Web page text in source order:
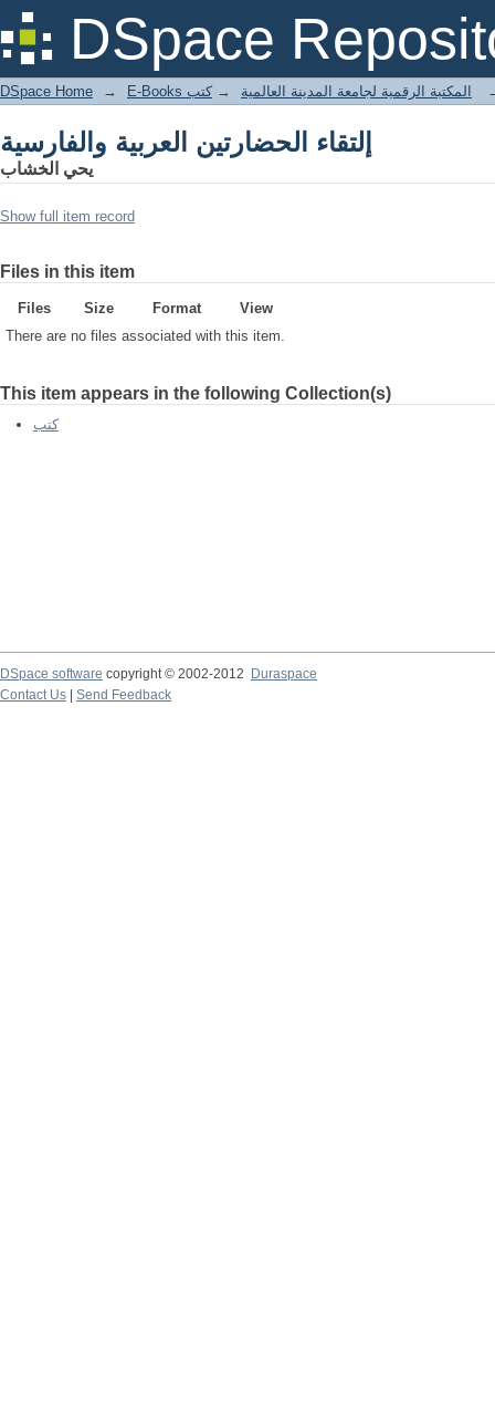
DSpace
إلتقاء الحضارتين العربية والفارسية
DSpace Home → E-Books المكتبة الرقمية لجامعة المدينة العالمية → كتب
إلتقاء الحضارتين العربية والفارسية
يحي الخشاب
Show full item record
Files in this item
Files Size Format
View
There are no files associated with this item.
This item appears in the following Collection(s)
كتب
DSpace software copyright © 2002-2012
Duraspace
Contact Us
Send Feedback